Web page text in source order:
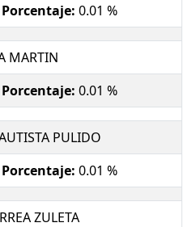
Porcentaje: 0.01 %
MARTIN
Porcentaje: 0.01 %
PULIDO
Porcentaje: 0.01 %
ZULETA